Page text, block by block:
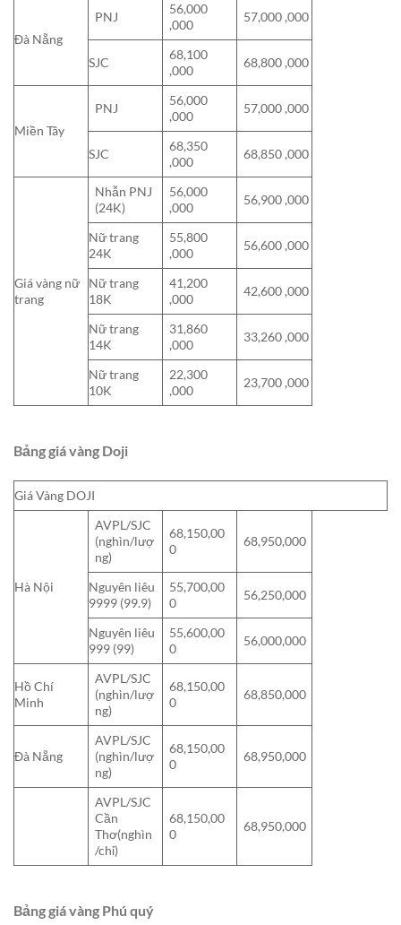
Đà Nẵng
PNJ
56,000
,000
57,000 ,000
SJC
68,100
,000
68,800 ,000
Miền Tây
PNJ
56,000
,000
57,000 ,000
SJC
68,350
,000
68,850 ,000
Giá vàng nữ
trang
Nhẫn PNJ
(24K)
56,000
,000
56,900 ,000
Nữ trang
24K
55,800
,000
56,600 ,000
Nữ trang
18K
41,200
,000
42,600 ,000
Nữ trang
14K
31,860
,000
33,260 ,000
Nữ trang
10K
22,300
,000
23,700 ,000
Bảng giá vàng Doji
Giá Vàng DOJI
Hà Nội
AVPL/SJC
(nghìn/lượ
ng)
68,150,00
0
68,950,000
Nguyên liêu
9999 (99.9)
55,700,00
0
56,250,000
Nguyên liêu
999 (99)
55,600,00
0
56,000,000
Hồ Chí
Minh
AVPL/SJC
(nghìn/lượ
ng)
68,150,00
0
68,850,000
Đà Nẵng
AVPL/SJC
(nghìn/lượ
ng)
68,150,00
0
68,950,000
AVPL/SJC
Cần
Thơ(nghìn
/chỉ)
68,150,00
0
68,950,000
Bảng giá vàng Phú quý